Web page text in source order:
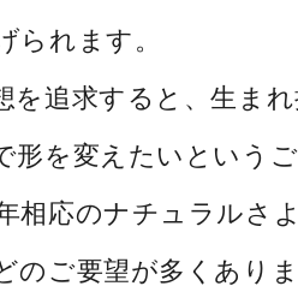
られます。
を追求すると、生ま
形を変えたいという
相応のナチュラルさ
のご要望が多くあり